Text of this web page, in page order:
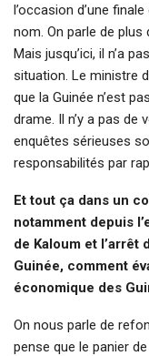
l’occasion d’une
nom. On parle de plus
Mais jusqu’ici, il n’a
situation. Le ministre
que la Guinée n’est
drame. Il n’y a pas de
enquêtes sérieuses
responsabilités par
Et tout ça dans un
notamment depuis
de Kaloum et
Guinée, comment
économique des
On nous parle de
pense que le panier